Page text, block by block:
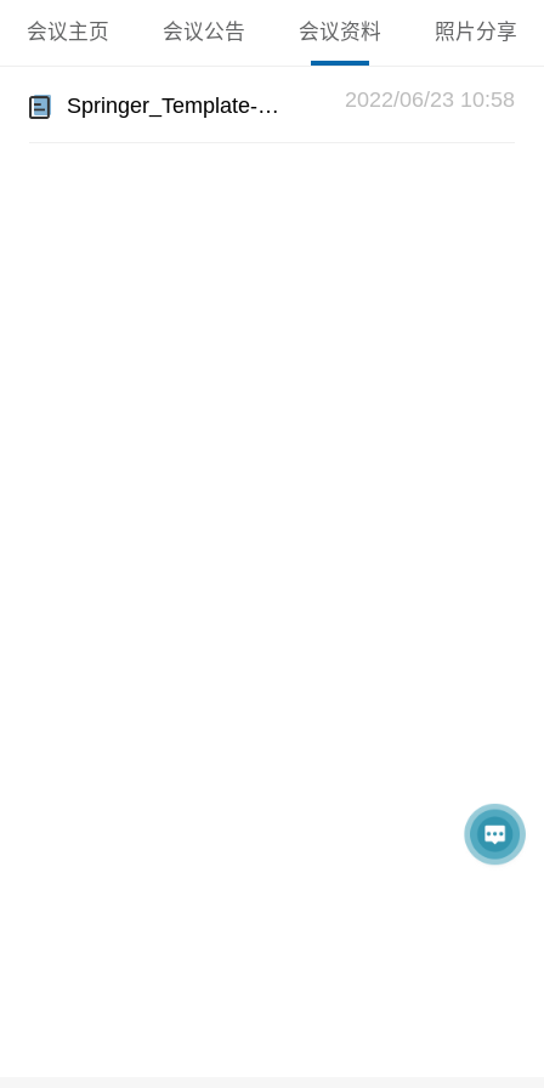
会议主页 会议公告 会议资料 照片分享
Springer_Template-斯普林格论文模板.rar 2022/06/23 10:58